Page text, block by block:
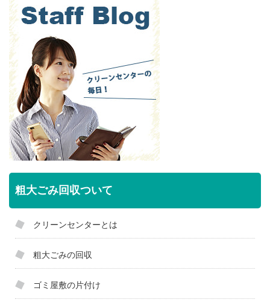
粗大ごみ回収ついて
クリーンセンターとは
粗大ごみの回収
ゴミ屋敷の片付け